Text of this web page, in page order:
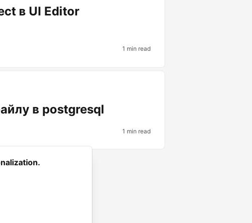
в UI Editor
1 min read
в postgresql
1 min read